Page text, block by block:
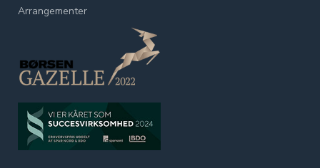
Arrangementer